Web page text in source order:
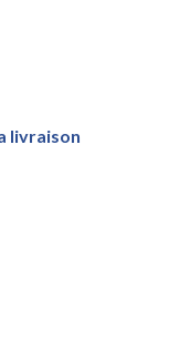
livraison